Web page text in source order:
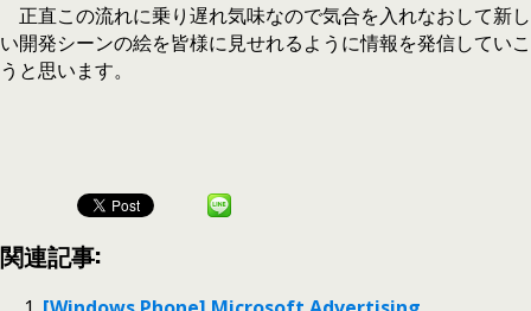
正直この流れに乗り遅れ気味なので気合を入れなおして新し
い開発シーンの絵を皆様に見せれるように情報を発信していこ
うと思います。
関連記事: